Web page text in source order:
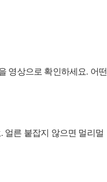
영상으로 확인하세요. 어떤
얼른 붙잡지 않으면 멀리멀